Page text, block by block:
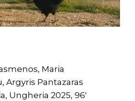
Maria
Argyris Pantazaras
Ungheria 2025, 96′